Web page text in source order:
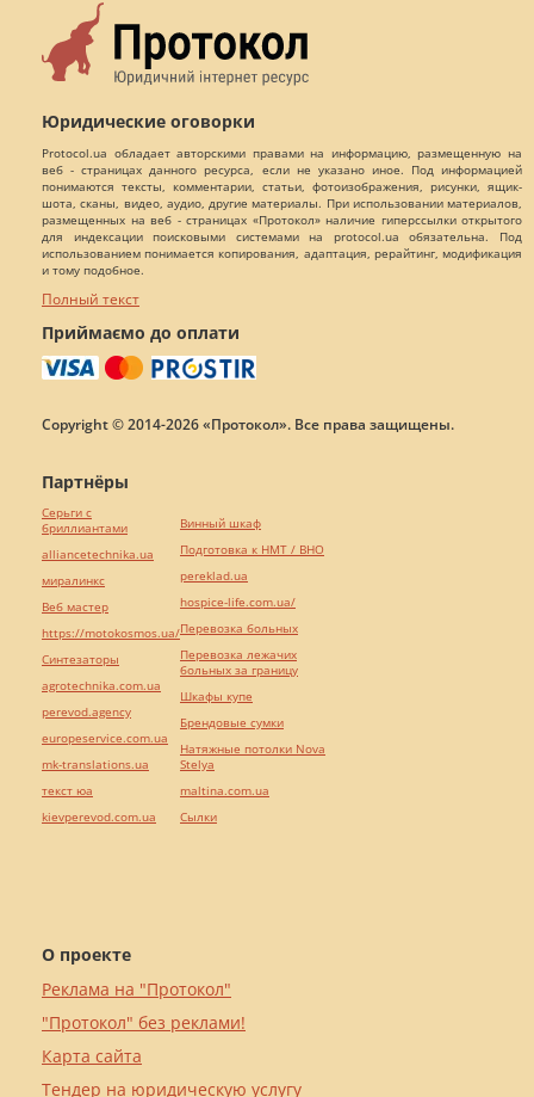
Юридические оговорки
Protocol.ua обладает авторскими правами на информацию, размещенную на
веб - страницах данного ресурса, если не указано иное. Под информацией
понимаются тексты, комментарии, статьи, фотоизображения, рисунки, ящик-
шота, сканы, видео, аудио, другие материалы. При использовании материалов,
размещенных на веб - страницах «Протокол» наличие гиперссылки открытого
для индексации поисковыми системами на protocol.ua обязательна. Под
использованием понимается копирования, адаптация, рерайтинг, модификация
и тому подобное.
Полный текст
Приймаємо до оплати
Copyright © 2014-2026 «Протокол». Все права защищены.
О проекте
Реклама на "Протокол"
"Протокол" без реклами!
Карта сайта
Тендер на юридическую услугу
Партнёры
Серьги с
бриллиантами
alliancetechnika.ua
миралинкс
Веб мастер
https://motokosmos.ua/
Синтезаторы
agrotechnika.com.ua
perevod.agency
europeservice.com.ua
mk-translations.ua
текст юа
kievperevod.com.ua
Винный шкаф
Подготовка к НМТ / ВНО
pereklad.ua
hospice-life.com.ua/
Перевозка больных
Перевозка лежачих
больных за границу
Шкафы купе
Брендовые сумки
Натяжные потолки Nova
Stelya
maltina.com.ua
Cылки